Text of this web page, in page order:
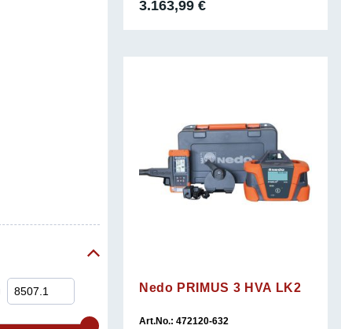
3.163,99 €
Nedo PRIMUS 3 HVA LK2
Art.No.: 472120-632